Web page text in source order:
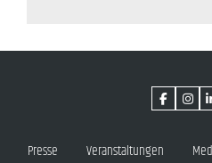
Presse Veranstaltungen